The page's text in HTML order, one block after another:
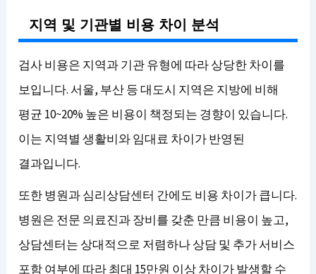
지역 및 기관별 비용 차이 분석
검사 비용은 지역과 기관 유형에 따라 상당한 차이를
보입니다. 서울, 부산 등 대도시 지역은 지방에 비해
평균 10~20% 높은 비용이 책정되는 경향이 있습니다.
이는 지역별 생활비와 임대료 차이가 반영된
결과입니다.
또한 병원과 심리상담센터 간에도 비용 차이가 큽니다.
병원은 전문 의료진과 장비를 갖춘 만큼 비용이 높고,
상담센터는 상대적으로 저렴하나 상담 및 추가 서비스
포함 여부에 따라 최대 15만원 이상 차이가 발생할 수